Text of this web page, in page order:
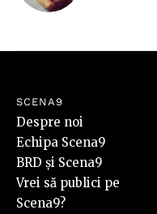
SCENA9
Despre noi
Echipa Scena9
BRD și Scena9
Vrei să publici pe
Scena9?